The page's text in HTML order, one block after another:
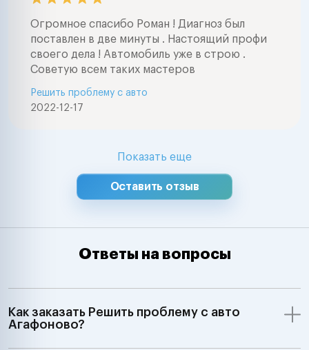
Огромное спасибо Роман ! Диагноз был
поставлен в две минуты . Настоящий профи
своего дела ! Автомобиль уже в строю .
Советую всем таких мастеров
2022-12-17
Решить проблему с авто
Показать еще
Оставить отзыв
Ответы на вопросы
Как заказать Решить проблему с авто
Агафоново?